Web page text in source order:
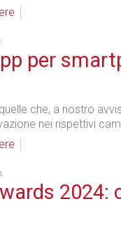
per
che, a nostro
nei rispettivi
2024: